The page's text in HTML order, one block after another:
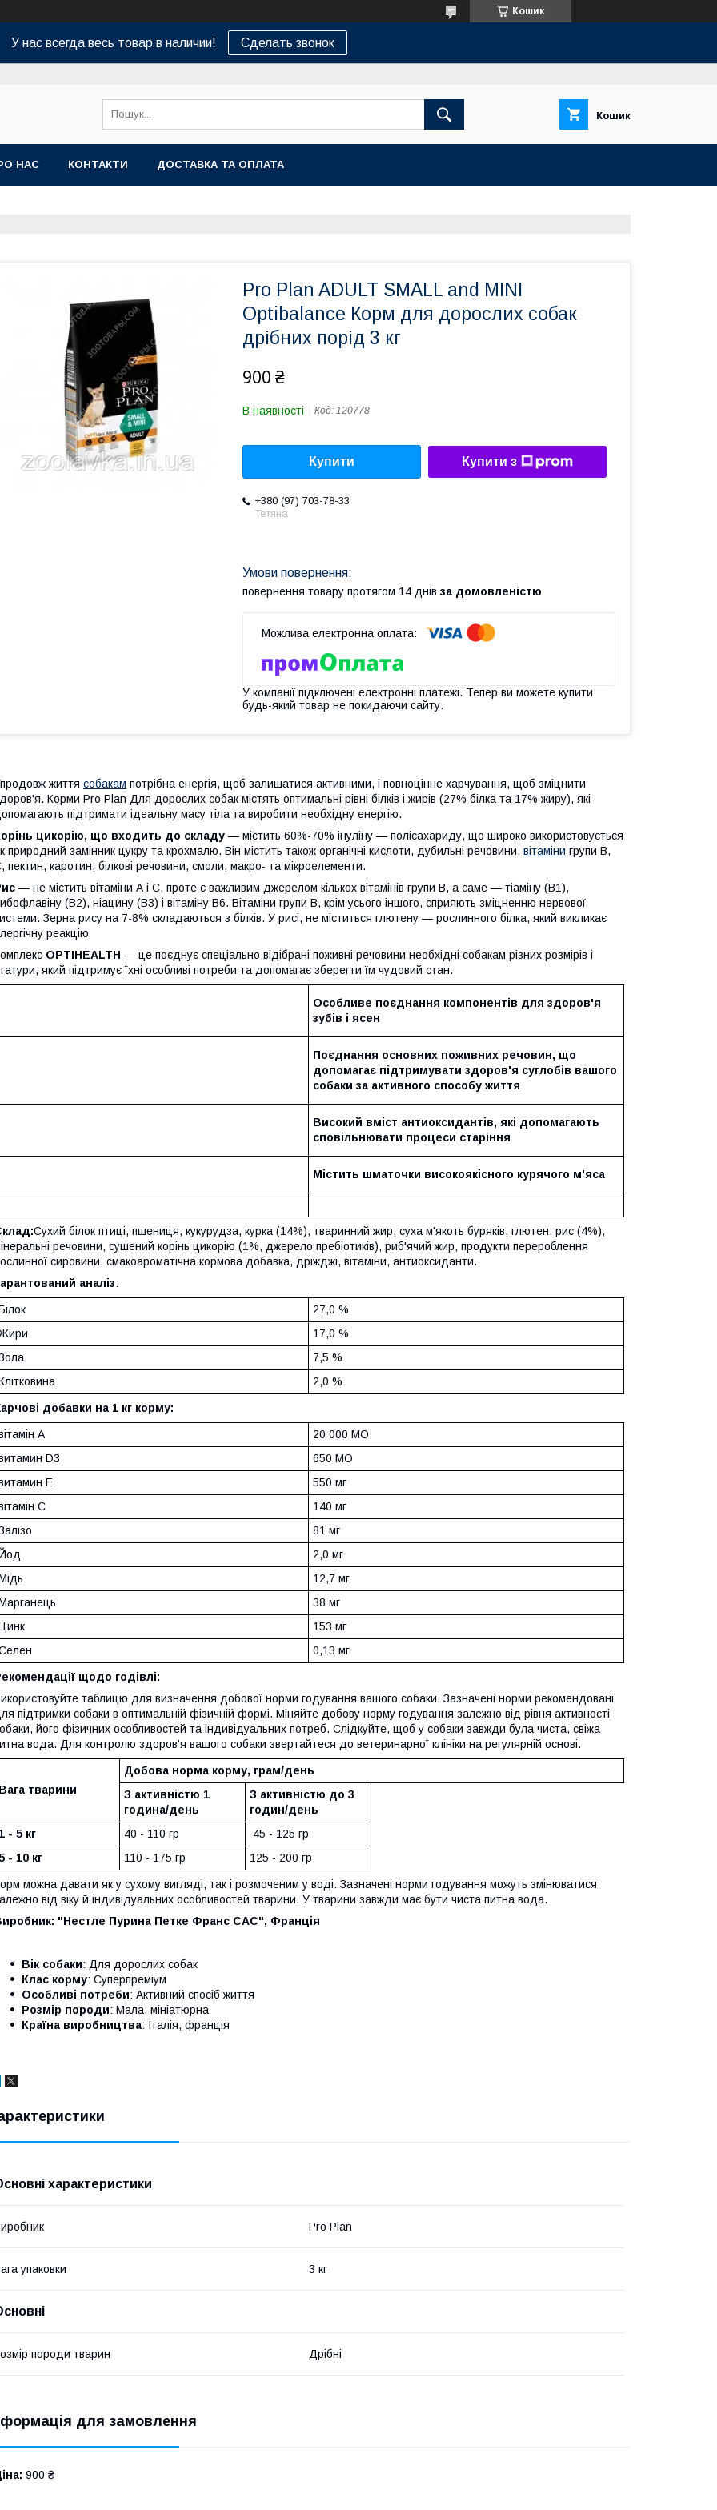
Кошик
У нас всегда весь товар в наличии! Сделать звонок
Кошик
НАС КОНТАКТИ ДОСТАВКА ТА ОПЛАТА
Pro Plan ADULT SMALL and MINI
Optibalance Корм для дорослих собак
дрібних порід 3 кг
900 ₴
В наявності Код: 120778
Купити Купити з
+380 (97) 703-78-33
Тетяна
повернення товару протягом 14 днів за домовленістю
У компанії підключені електронні платежі. Тепер ви можете купити
будь-який товар не покидаючи сайту.
життя собакам потрібна енергія, щоб залишатися активними, і повноцінне харчування, щоб зміцнити
Корми Pro Plan Для дорослих собак містять оптимальні рівні білків і жирів (27% білка та 17% жиру), які
підтримати ідеальну масу тіла та виробити необхідну енергію.
цикорію, що входить до складу — містить 60%-70% інуліну — полісахариду, що широко використовується
природний замінник цукру та крохмалю. Він містить також органічні кислоти, дубильні речовини, вітаміни групи B,
пектин, каротин, білкові речовини, смоли, макро- та мікроелементи.
— не містить вітаміни А і С, проте є важливим джерелом кількох вітамінів групи В, а саме — тіаміну (В1),
(В2), ніацину (В3) і вітаміну В6. Вітаміни групи B, крім усього іншого, сприяють зміцненню нервової
Зерна рису на 7-8% складаються з білків. У рисі, не міститься глютену — рослинного білка, який викликає
реакцію
OPTIHEALTH — це поєднує спеціально відібрані поживні речовини необхідні собакам різних розмірів і
який підтримує їхні особливі потреби та допомагає зберегти їм чудовий стан.
Особливе поєднання компонентів для здоров'я
зубів і ясен
Поєднання основних поживних речовин, що
допомагає підтримувати здоров'я суглобів вашого
собаки за активного способу життя
Високий вміст антиоксидантів, які допомагають
сповільнювати процеси старіння
Містить шматочки високоякісного курячого м'яса
Сухий білок птиці, пшениця, кукурудза, курка (14%), тваринний жир, суха м'якоть буряків, глютен, рис (4%),
речовини, сушений корінь цикорію (1%, джерело пребіотиків), риб'ячий жир, продукти перероблення
сировини, смакоароматічна кормова добавка, дріжджі, вітаміни, антиоксиданти.
аналіз:
27,0 %
17,0 %
7,5 %
2,0 %
добавки на 1 кг корму:
А
20 000 МО
D3
650 МО
Е
550 мг
С
140 мг
81 мг
2,0 мг
12,7 мг
38 мг
153 мг
0,13 мг
щодо годівлі:
таблицю для визначення добової норми годування вашого собаки. Зазначені норми рекомендовані
підтримки собаки в оптимальній фізичній формі. Міняйте добову норму годування залежно від рівня активності
його фізичних особливостей та індивідуальних потреб. Слідкуйте, щоб у собаки завжди була чиста, свіжа
вода. Для контролю здоров'я вашого собаки звертайтеся до ветеринарної клініки на регулярній основі.
Вага тварини
Добова норма корму, грам/день
З активністю 1
година/день
З активністю до 3
годин/день
1 - 5 кг
40 - 110 гр
45 - 125 гр
- 10 кг
110 - 175 гр 125 - 200 гр
можна давати як у сухому вигляді, так і розмоченим у воді. Зазначені норми годування можуть змінюватися
від віку й індивідуальних особливостей тварини. У тварини завжди має бути чиста питна вода.
"Нестле Пурина Петке Франс САС", Франція
Вік собаки: Для дорослих собак
Клас корму: Суперпреміум
Особливі потреби: Активний спосіб життя
Розмір породи: Мала, мініатюрна
Країна виробництва: Італія, франція
характеристики
Pro Plan
упаковки 3 кг
породи тварин Дрібні
для замовлення
900 ₴